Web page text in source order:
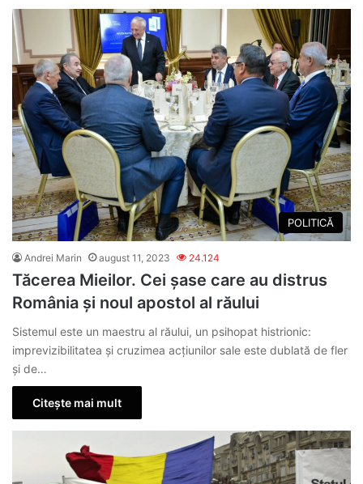
POLITICĂ
Andrei Marin august 11, 2023 24.124
Tăcerea Mieilor. Cei șase care au distrus
România și noul apostol al răului
Sistemul este un maestru al răului, un psihopat histrionic:
imprevizibilitatea și cruzimea acțiunilor sale este dublată de fler
și de…
Citește mai mult